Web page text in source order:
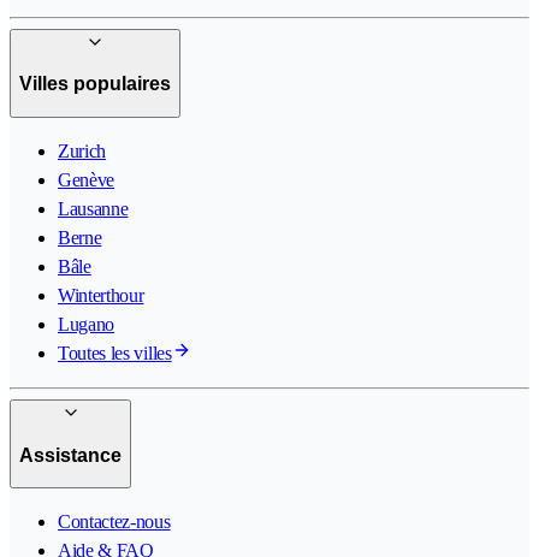
Villes populaires
Zurich
Genève
Lausanne
Berne
Bâle
Winterthour
Lugano
Toutes les villes
Assistance
Contactez-nous
Aide & FAQ